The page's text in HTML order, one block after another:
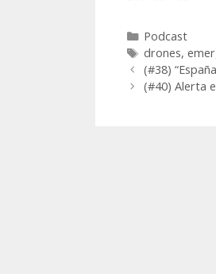
Categorías
Podcast
Etiquetas
drones,
(#38)
(#40) Alerta